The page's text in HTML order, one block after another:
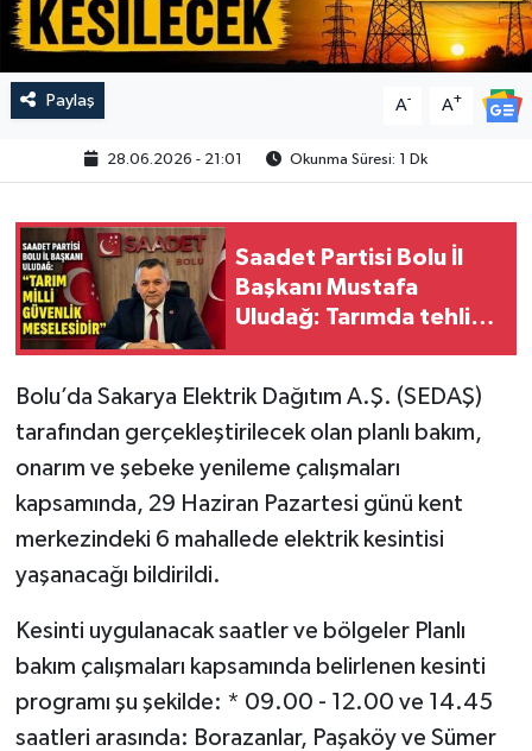
Paylaş A- A+
28.06.2026 - 21:01 Okunma Süresi: 1 Dk
Saadet Partisi Bolu İl
Başkanı Mustafa
Uludağ: Tarımda tehlike
Bolu’da Sakarya Elektrik Dağıtım A.Ş. (SEDAŞ)
tarafından gerçekleştirilecek olan planlı bakım,
onarım ve şebeke yenileme çalışmaları
kapsamında, 29 Haziran Pazartesi günü kent
merkezindeki 6 mahallede elektrik kesintisi
yaşanacağı bildirildi.
Kesinti uygulanacak saatler ve bölgeler Planlı
bakım çalışmaları kapsamında belirlenen kesinti
programı şu şekilde: * 09.00 - 12.00 ve 14.45
saatleri arasında: Borazanlar, Paşaköy ve Sümer